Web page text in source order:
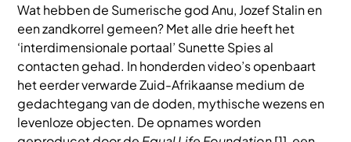
Wat hebben de Sumerische god Anu, Jozef Stalin en
een zandkorrel gemeen? Met alle drie heeft het
‘interdimensionale portaal’ Sunette Spies al
contacten gehad. In honderden video’s openbaart
het eerder verwarde Zuid-Afrikaanse medium de
gedachtegang van de doden, mythische wezens en
levenloze objecten. De opnames worden